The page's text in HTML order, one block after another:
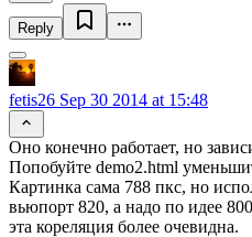
Reply
fetis26 Sep 30 2014 at 15:48
Оно конечно работает, но
Попобуйте demo2.html
Картинка сама 788 пкс, но
вьюпорт 820, а надо по идее
эта кореляция более очевидна.